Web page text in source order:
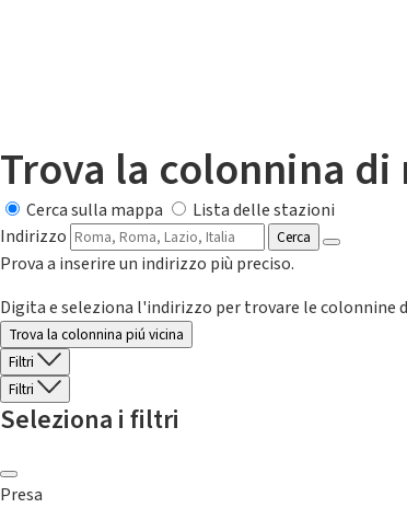
Trova la colonnina
Cerca sulla mappa
Lista delle stazioni
Indirizzo
Cerca
Prova a inserire un indirizzo più preciso.
Digita e seleziona l'indirizzo per trovare le colonnine
Trova la colonnina piú vicina
Filtri
Filtri
Seleziona i filtri
Presa